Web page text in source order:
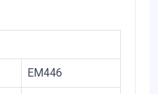
EM446